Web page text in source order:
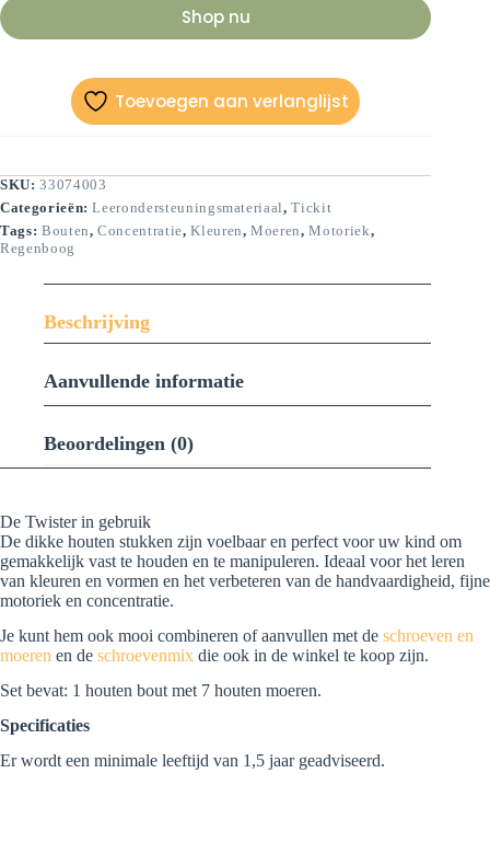
Shop nu
Toevoegen aan verlanglijst
SKU:33074003
Categorieën:Leerondersteuningsmateriaal,Tickit
Tags: Bouten,Concentratie,Kleuren,Moeren,Motoriek,
Regenboog
Beschrijving
Aanvullende informatie
Beoordelingen (0)
De Twister in gebruik
De dikke houten stukken zijn voelbaar en perfect voor uw kind om
gemakkelijk vast te houden en te manipuleren. Ideaal voor het leren
van kleuren en vormen en het verbeteren van de handvaardigheid, fijne
motoriek en concentratie.
Je kunt hem ook mooi combineren of aanvullen met de schroeven en
moeren en de schroevenmix die ook in de winkel te koop zijn.
Set bevat: 1 houten bout met 7 houten moeren.
Specificaties
Er wordt een minimale leeftijd van 1,5 jaar geadviseerd.